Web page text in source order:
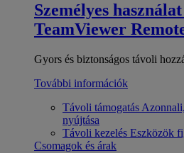
Személyes
TeamViewer
Gyors és biztonságos távoli
További információk
Távoli támogatás
nyújtása
Távoli kezelés Eszközök
Csomagok és árak